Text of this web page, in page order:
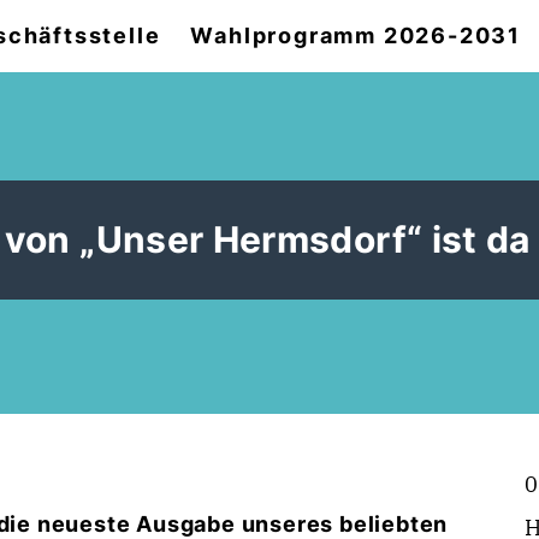
Wahlprogramm 2026-2031
„Unser Hermsdorf“ ist da
neueste Ausgabe unseres beliebten